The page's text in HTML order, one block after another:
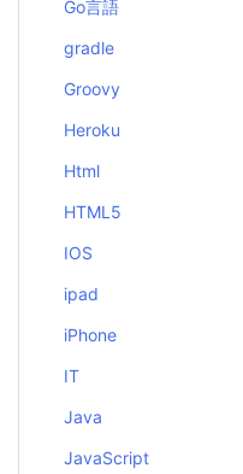
Go言語
gradle
Groovy
Heroku
Html
HTML5
IOS
ipad
iPhone
IT
Java
JavaScript